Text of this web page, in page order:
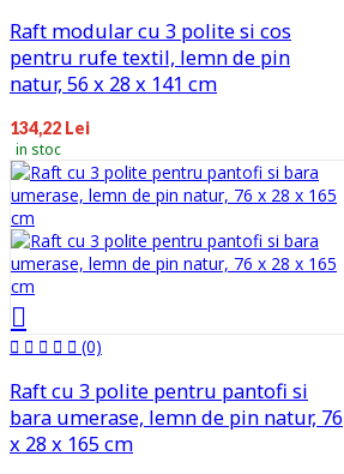
Raft modular cu 3 polite si cos
pentru rufe textil, lemn de pin
natur, 56 x 28 x 141 cm
134,22 Lei
in stoc
(0)
Raft cu 3 polite pentru pantofi si
bara umerase, lemn de pin natur, 76
x 28 x 165 cm